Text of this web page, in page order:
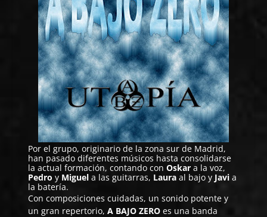
Por el grupo, originario de la zona sur de Madrid,
han pasado diferentes músicos hasta consolidarse
la actual formación, contando conOskara la voz,
Pedroy Miguela las guitarras, Lauraal bajo y Javia
la batería.
Con composiciones cuidadas, un sonido potente y
un gran repertorio,A BAJO ZERO es una banda